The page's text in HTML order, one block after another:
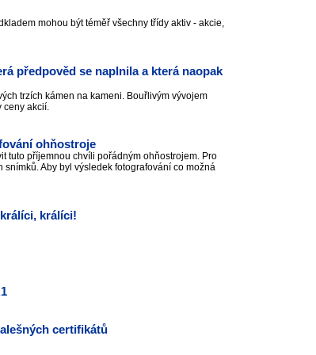
mohou být téměř všechny třídy aktiv - akcie,
předpověd se naplnila a která naopak
trzích kámen na kameni. Bouřlivým vývojem
ceny akcií.
ohňostroje
tuto příjemnou chvíli pořádným ohňostrojem. Pro
Aby byl výsledek fotografování co možná
králíci!
certifikátů